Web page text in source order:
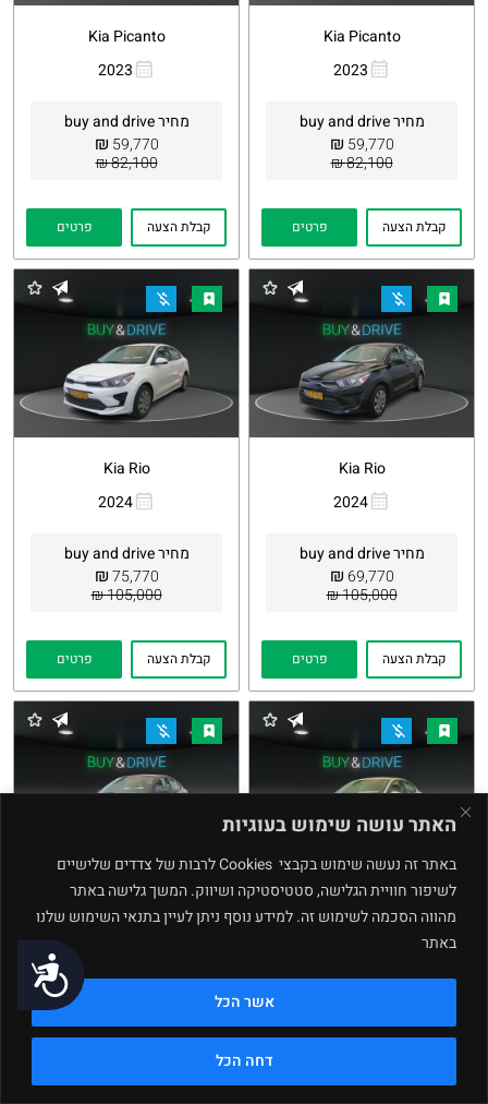
נגישות
האתר עושה שימוש בעוגיות
באתר זה נעשה שימוש בקבצי Cookies לרבות של צדדים שלישיים
לשיפור חוויית הגלישה, סטטיסטיקה ושיווק. המשך גלישה באתר
מהווה הסכמה לשימוש זה. למידע נוסף ניתן לעיין בתנאי השימוש שלנו
באתר
דחה הכל
אשר הכל
Kia Picanto
2023
מחיר buy and drive
59,770
₪
82,100 ₪
Whatsapp
קבלת הצעה פרטים
Kia Picanto
2023
מחיר buy and drive
59,770
₪
82,100 ₪
Whatsapp
קבלת הצעה פרטים
Kia Rio
2024
מחיר buy and drive
69,770
₪
105,000 ₪
Whatsapp
קבלת הצעה פרטים
Kia Rio
2024
מחיר buy and drive
75,770
₪
105,000 ₪
Whatsapp
קבלת הצעה פרטים
Kia Rio
מחיר buy and drive
103,000 ₪
העתקת
קבלת הצעה פרטים
Kia Rio
מחיר buy and drive
103,000 ₪
Whatsapp
קבלת הצעה פרטים